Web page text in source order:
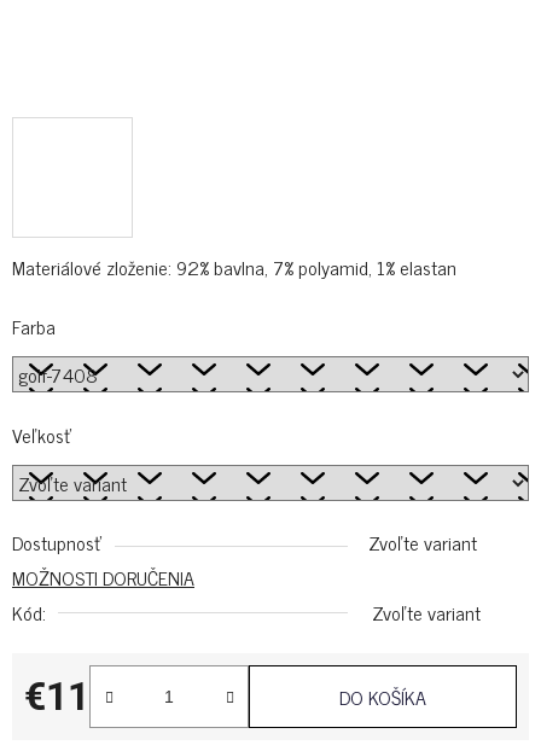
Materiálové zloženie: 92% bavlna, 7% polyamid, 1% elastan
Farba
Veľkosť
Dostupnosť
Zvoľte variant
MOŽNOSTI DORUČENIA
Kód:
Zvoľte variant
€11
Jednotková cena:
DO KOŠÍKA